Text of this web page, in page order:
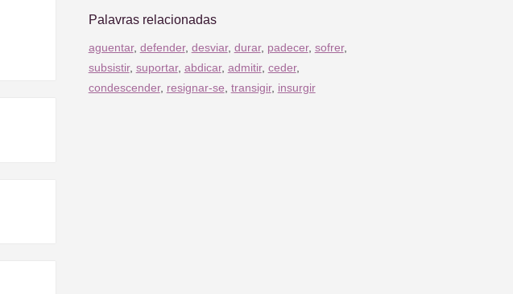
Palavras relacionadas
aguentar, defender, desviar, durar, padecer, sofrer,
subsistir, suportar, abdicar, admitir, ceder,
condescender, resignar-se transigir, insurgir